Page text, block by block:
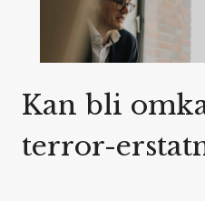
Kan bli
terror-